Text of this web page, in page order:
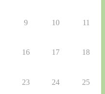
9 10 11
16 17 18
23 24 25